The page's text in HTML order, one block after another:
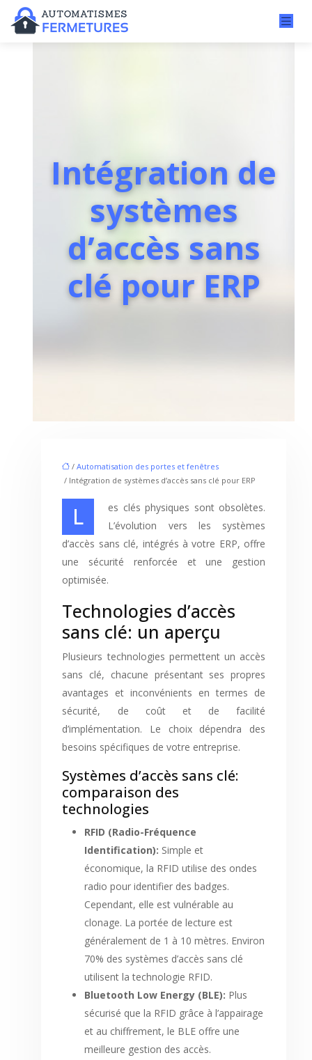
Intégration de
systèmes
d’accès sans
clé pour ERP
/Automatisation des portes et fenêtres
/ Intégration de systèmes d’accès sans clé pour ERP
Les clés physiques sont obsolètes.
L’évolution vers les systèmes
d’accès sans clé, intégrés à votre ERP, offre
une sécurité renforcée et une gestion
optimisée.
Technologies d’accès
sans clé: un aperçu
Plusieurs technologies permettent un accès
sans clé, chacune présentant ses propres
avantages et inconvénients en termes de
sécurité, de coût et de facilité
d’implémentation. Le choix dépendra des
besoins spécifiques de votre entreprise.
Systèmes d’accès sans clé:
comparaison des
technologies
RFID (Radio-Fréquence
Identification): Simple et
économique, la RFID utilise des ondes
radio pour identifier des badges.
Cependant, elle est vulnérable au
clonage. La portée de lecture est
généralement de 1 à 10 mètres. Environ
70% des systèmes d’accès sans clé
utilisent la technologie RFID.
Bluetooth Low Energy (BLE): Plus
sécurisé que la RFID grâce à l’appairage
et au chiffrement, le BLE offre une
meilleure gestion des accès.